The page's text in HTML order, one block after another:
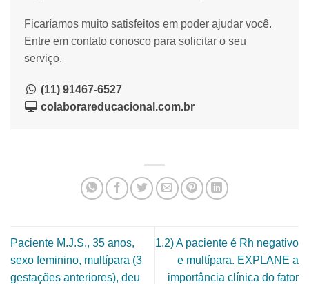
Ficaríamos muito satisfeitos em poder ajudar você.
Entre em contato conosco para solicitar o seu
serviço.
(11) 91467-6527
colaborareducacional.com.br
Paciente M.J.S., 35 anos,
sexo feminino, multípara (3
gestações anteriores), deu
1.2) A paciente é Rh negativo
e multípara. EXPLANE a
importância clínica do fator